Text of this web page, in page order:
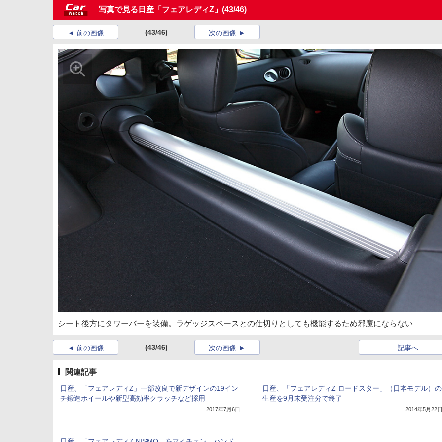
写真で見る日産「フェアレディZ」 (43/46)
前の画像 (43/46) 次の画像
シート後方にタワーバーを装備。ラゲッジスペースとの仕切りとしても機能するため邪魔にならない
前の画像 (43/46) 記事へ
次の画像
関連記事
日産、「フェアレディZ」一部改良で新デザインの19イン
チ鍛造ホイールや新型高効率クラッチなど採用
2017年7月6日
日産、「フェアレディZ ロードスター」（日本モデル）の
生産を9月末受注分で終了
2014年5月22日